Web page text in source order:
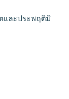
และประพฤติมิ